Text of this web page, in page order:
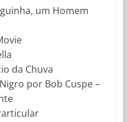
um Homem
da Chuva
por Bob Cuspe –